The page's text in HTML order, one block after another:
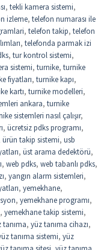
, tekli kamera sistemi,
izleme, telefon numarası ile
, telefon takip, telefon
, telefonda parmak izi
, tur kontrol sistemi,
sistemi, turnike, turnike
fiyatları, turnike kapı,
kartı, turnike modelleri,
ankara, turnike
sistemleri nasıl çalışır,
, ücretsiz pdks programı,
ürün takip sistemi, usb
, üst arama dedektörü,
, web pdks, web tabanlı pdks,
, yangın alarm sistemleri,
, yemekhane,
, yemekhane programı,
, yemekhane takip sistemi,
tanıma, yüz tanıma cihazı,
tanıma sistemi, yüz